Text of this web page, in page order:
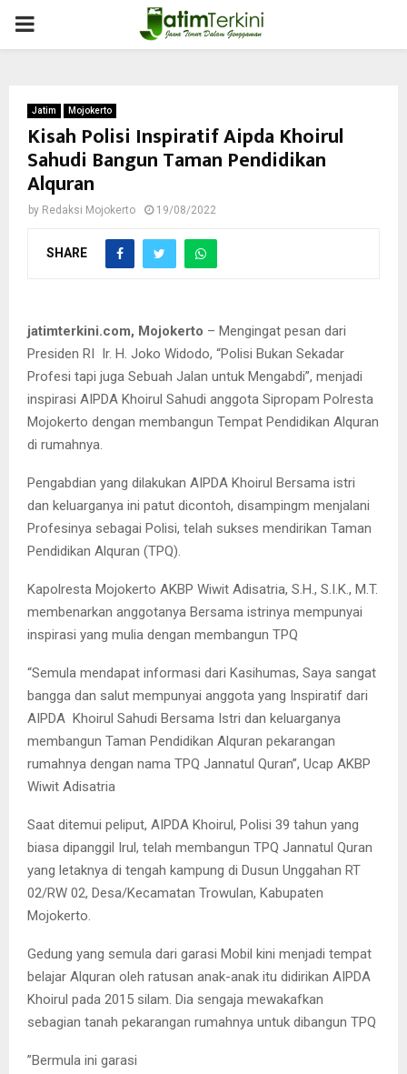
PRIMARY
Jatim Mojokerto
Kisah Polisi Inspiratif Aipda Khoirul
Sahudi Bangun Taman Pendidikan
Alquran
by Redaksi Mojokerto 19/08/2022
SHARE
jatimterkini.com, Mojokerto – Mengingat pesan dari
Presiden RI Ir. H. Joko Widodo, “Polisi Bukan Sekadar
Profesi tapi juga Sebuah Jalan untuk Mengabdi”, menjadi
inspirasi AIPDA Khoirul Sahudi anggota Sipropam Polresta
Mojokerto dengan membangun Tempat Pendidikan Alquran
di rumahnya.
Pengabdian yang dilakukan AIPDA Khoirul Bersama istri
dan keluarganya ini patut dicontoh, disampingm menjalani
Profesinya sebagai Polisi, telah sukses mendirikan Taman
Pendidikan Alquran (TPQ).
Kapolresta Mojokerto AKBP Wiwit Adisatria, S.H., S.I.K., M.T.
membenarkan anggotanya Bersama istrinya mempunyai
inspirasi yang mulia dengan membangun TPQ
“Semula mendapat informasi dari Kasihumas, Saya sangat
bangga dan salut mempunyai anggota yang Inspiratif dari
AIPDA Khoirul Sahudi Bersama Istri dan keluarganya
membangun Taman Pendidikan Alquran pekarangan
rumahnya dengan nama TPQ Jannatul Quran”, Ucap AKBP
Wiwit Adisatria
Saat ditemui peliput, AIPDA Khoirul, Polisi 39 tahun yang
biasa dipanggil Irul, telah membangun TPQ Jannatul Quran
yang letaknya di tengah kampung di Dusun Unggahan RT
02/RW 02, Desa/Kecamatan Trowulan, Kabupaten
Mojokerto.
Gedung yang semula dari garasi Mobil kini menjadi tempat
belajar Alquran oleh ratusan anak-anak itu didirikan AIPDA
Khoirul pada 2015 silam. Dia sengaja mewakafkan
sebagian tanah pekarangan rumahnya untuk dibangun TPQ
”Bermula ini garasi